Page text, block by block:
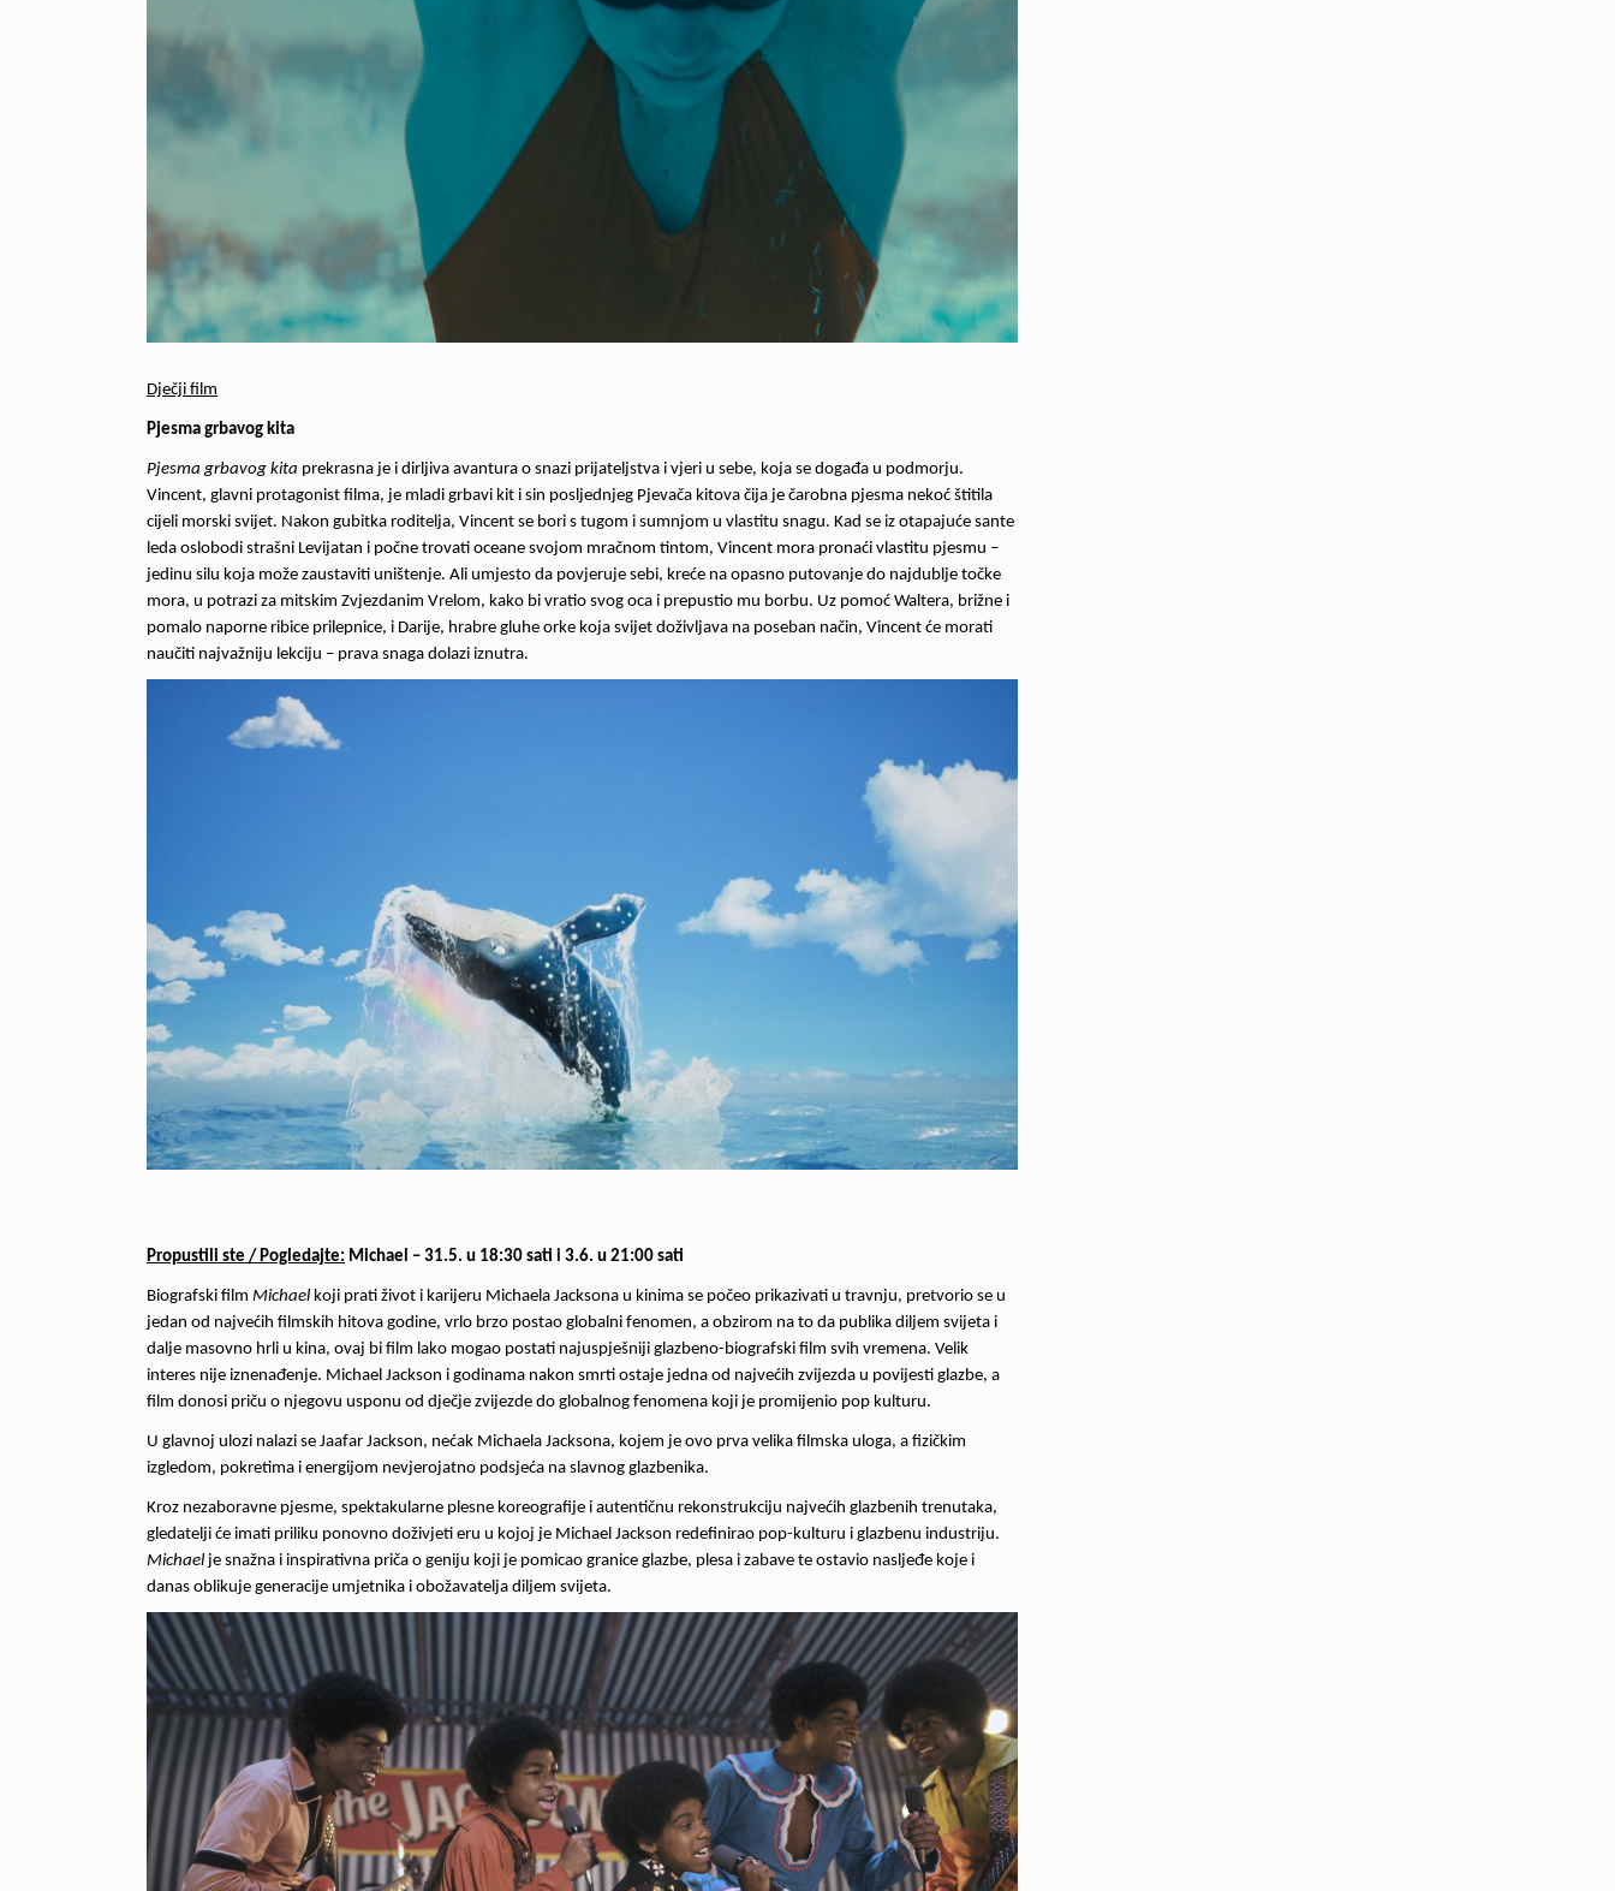
Dječji film
Pjesma grbavog kita
Pjesma grbavog kita prekrasna je i dirljiva avantura o snazi prijateljstva i vjeri u sebe, koja se događa u podmorju.
Vincent, glavni protagonist filma, je mladi grbavi kit i sin posljednjeg Pjevača kitova čija je čarobna pjesma nekoć štitila
cijeli morski svijet. Nakon gubitka roditelja, Vincent se bori s tugom i sumnjom u vlastitu snagu. Kad se iz otapajuće sante
leda oslobodi strašni Levijatan i počne trovati oceane svojom mračnom tintom, Vincent mora pronaći vlastitu pjesmu –
jedinu silu koja može zaustaviti uništenje. Ali umjesto da povjeruje sebi, kreće na opasno putovanje do najdublje točke
mora, u potrazi za mitskim Zvjezdanim Vrelom, kako bi vratio svog oca i prepustio mu borbu. Uz pomoć Waltera, brižne i
pomalo naporne ribice prilepnice, i Darije, hrabre gluhe orke koja svijet doživljava na poseban način, Vincent će morati
naučiti najvažniju lekciju – prava snaga dolazi iznutra.
Propustili ste / Pogledajte: Michael – 31.5. u 18:30 sati i 3.6. u 21:00 sati
Biografski film Michael koji prati život i karijeru Michaela Jacksona u kinima se počeo prikazivati u travnju, pretvorio se u
jedan od najvećih filmskih hitova godine, vrlo brzo postao globalni fenomen, a obzirom na to da publika diljem svijeta i
dalje masovno hrli u kina, ovaj bi film lako mogao postati najuspješniji glazbeno-biografski film svih vremena. Velik
interes nije iznenađenje. Michael Jackson i godinama nakon smrti ostaje jedna od najvećih zvijezda u povijesti glazbe, a
film donosi priču o njegovu usponu od dječje zvijezde do globalnog fenomena koji je promijenio pop kulturu.
U glavnoj ulozi nalazi se Jaafar Jackson, nećak Michaela Jacksona, kojem je ovo prva velika filmska uloga, a fizičkim
izgledom, pokretima i energijom nevjerojatno podsjeća na slavnog glazbenika.
Kroz nezaboravne pjesme, spektakularne plesne koreografije i autentičnu rekonstrukciju najvećih glazbenih trenutaka,
gledatelji će imati priliku ponovno doživjeti eru u kojoj je Michael Jackson redefinirao pop-kulturu i glazbenu industriju.
Michael je snažna i inspirativna priča o geniju koji je pomicao granice glazbe, plesa i zabave te ostavio nasljeđe koje i
danas oblikuje generacije umjetnika i obožavatelja diljem svijeta.